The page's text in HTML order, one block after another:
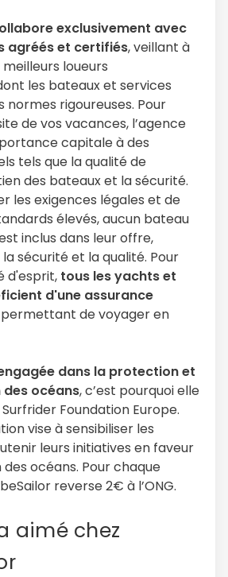
exclusivement avec
agréés et certifiés, veillant à
loueurs
les bateaux et services
normes rigoureuses. Pour
de vos vacances, l’agence
capitale à des
tels que la qualité de
des bateaux et la sécurité.
les exigences légales et de
élevés, aucun bateau
inclus dans leur offre,
sécurité et la qualité. Pour
d'esprit, tous les yachts et
d'une assurance
permettant de voyager en
dans la protection et
océans, c’est pourquoi elle
Foundation Europe.
vise à sensibiliser les
leurs initiatives en faveur
océans. Pour chaque
reverse 2€ à l’ONG.
aimé chez